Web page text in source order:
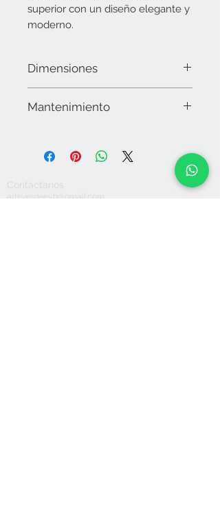
superior con un diseño elegante y
moderno.
Dimensiones
Mantenimiento
utilizar químicos o detergentes
abrasivos, secar muy bien. No sumergir
en agua. No apto para lavavajillas ni
microondas. No dejar expuesto a la
Contáctanos
arteverdeeyb@gmail.com